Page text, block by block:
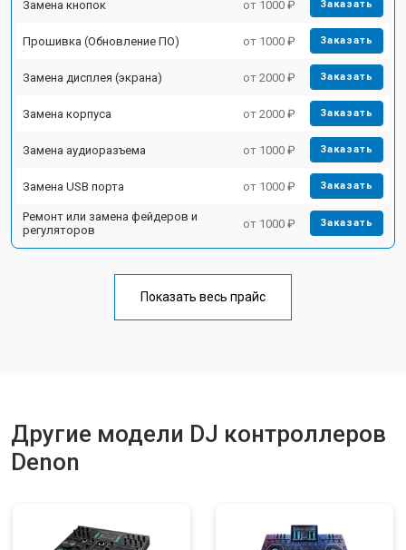
Замена кнопок от 1000 ₽ Заказать
Прошивка (Обновление ПО) от 1000 ₽ Заказать
Замена дисплея (экрана) от 2000 ₽ Заказать
Замена корпуса от 2000 ₽ Заказать
Замена аудиоразъема от 1000 ₽ Заказать
Замена USB порта от 1000 ₽ Заказать
Ремонт или замена фейдеров и
регуляторов
от 1000 ₽ Заказать
Показать весь прайс
Другие модели DJ контроллеров
Denon